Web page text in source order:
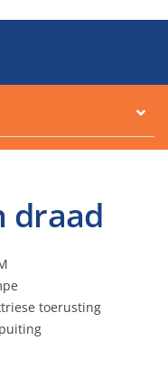
draad
toerusting